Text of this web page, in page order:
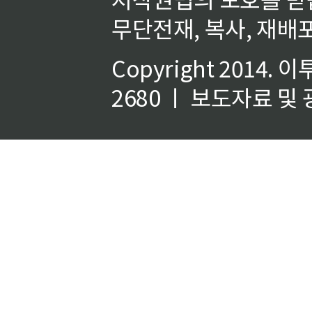
무단전재, 복사, 재배
Copyright 2014. 이
2680 ㅣ 보도자료